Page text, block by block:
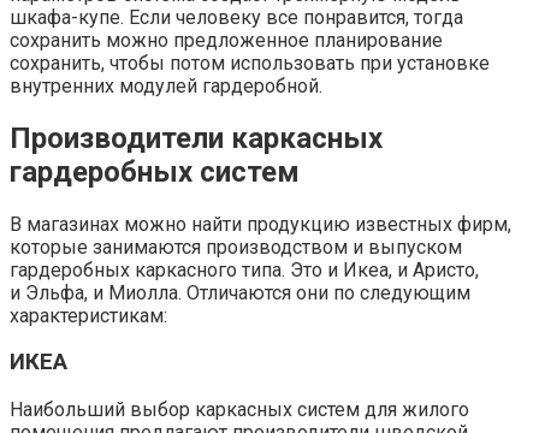
шкафа-купе. Если человеку все понравится, тогда
сохранить можно предложенное планирование
сохранить, чтобы потом использовать при установке
внутренних модулей гардеробной.
Производители каркасных
гардеробных систем
В магазинах можно найти продукцию известных фирм,
которые занимаются производством и выпуском
гардеробных каркасного типа. Это и Икеа, и Аристо,
и Эльфа, и Миолла. Отличаются они по следующим
характеристикам:
ИКЕА
Наибольший выбор каркасных систем для жилого